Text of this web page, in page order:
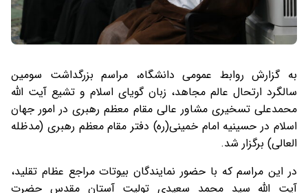
به گزارش روابط عمومی دانشگاه، مراسم بزرگداشت سومین
سالگرد ارتحال عالم مجاهد، زبان گویای اسلام و تشیع آیت الله
محمدعلی تسخیری مشاور عالی مقام معظم رهبری در امور جهان
اسلام در حسینیه امام خمینی(ره) دفتر مقام معظم رهبری (مدظله
العالی) برگزار شد.
در این مراسم که با حضور نمایندگان بیوتات مراجع عظام تقلید،
آیت الله سید محمد سعیدی تولیت آستان مقدس حضرت